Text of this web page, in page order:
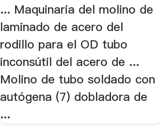
... Maquinaria del molino de
laminado de acero del
rodillo para el OD tubo
inconsútil del acero de ...
Molino de tubo soldado con
autógena (7) dobladora de
...